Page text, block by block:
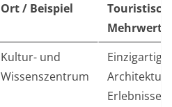
Ort / Beispiel
Mehrwert
Kultur- und
Wissenszentrum
Einzigartige
Architektur-
Erlebnisse